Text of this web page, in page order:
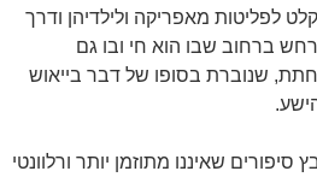
לפליטות מאפריקה ולילדיהן ודרך
ברחוב שבו הוא חי ובו גם
שנוברת בסופו של דבר בייאוש
שאיננו מתוזמן יותר ורלוונטי